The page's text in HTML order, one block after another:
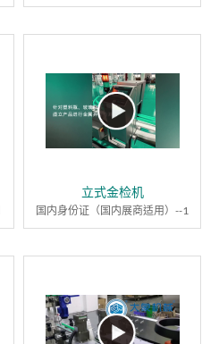
立式金检机
国内身份证（国内展商适用）--1